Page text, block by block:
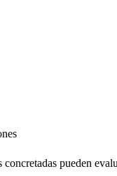
concretadas pueden